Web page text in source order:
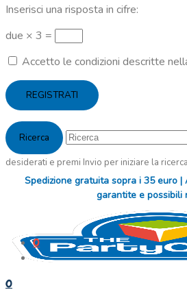
Inserisci una risposta in cifre:
due × 3 =
Accetto le condizioni descritte
REGISTRATI
desiderati e premi Invio per iniziare la ricerca
Spedizione gratuita sopra i 35 euro |
garantite e possibili
0
0